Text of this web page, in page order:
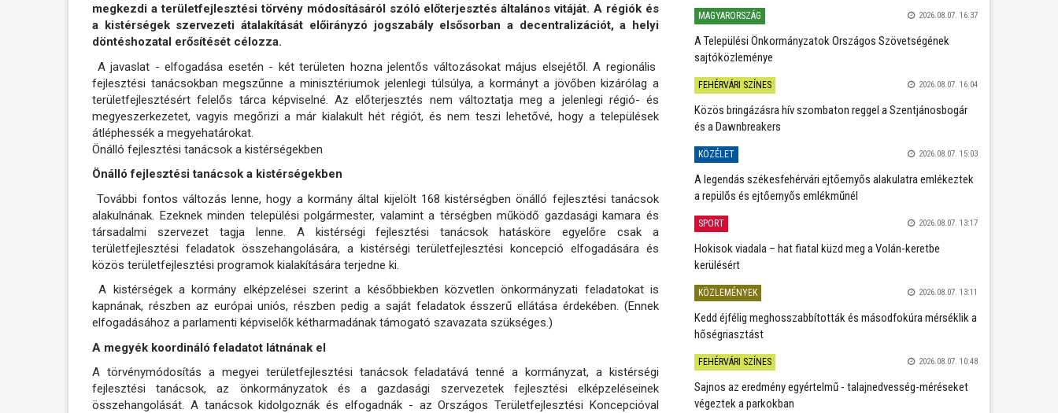
megkezdi a területfejlesztési törvény módosításáról szóló előterjesztés általános vitáját. A régiók és
a kistérségek szervezeti átalakítását előirányzó jogszabály elsősorban a decentralizációt, a helyi
döntéshozatal erősítését célozza.
A javaslat - elfogadása esetén - két területen hozna jelentős változásokat május elsejétől. A regionális
fejlesztési tanácsokban megszűnne a minisztériumok jelenlegi túlsúlya, a kormányt a jövőben kizárólag a
területfejlesztésért felelős tárca képviselné. Az előterjesztés nem változtatja meg a jelenlegi régió- és
megyeszerkezetet, vagyis megőrizi a már kialakult hét régiót, és nem teszi lehetővé, hogy a települések
átléphessék a megyehatárokat.
Önálló fejlesztési tanácsok a kistérségekben
Önálló fejlesztési tanácsok a kistérségekben
További fontos változás lenne, hogy a kormány által kijelölt 168 kistérségben önálló fejlesztési tanácsok
alakulnának. Ezeknek minden települési polgármester, valamint a térségben működő gazdasági kamara és
társadalmi szervezet tagja lenne. A kistérségi fejlesztési tanácsok hatásköre egyelőre csak a
területfejlesztési feladatok összehangolására, a kistérségi területfejlesztési koncepció elfogadására és
közös területfejlesztési programok kialakítására terjedne ki.
A kistérségek a kormány elképzelései szerint a későbbiekben közvetlen önkormányzati feladatokat is
kapnának, részben az európai uniós, részben pedig a saját feladatok ésszerű ellátása érdekében. (Ennek
elfogadásához a parlamenti képviselők kétharmadának támogató szavazata szükséges.)
A megyék koordináló feladatot látnának el
A törvénymódosítás a megyei területfejlesztési tanácsok feladatává tenné a kormányzat, a kistérségi
fejlesztési tanácsok, az önkormányzatok és a gazdasági szervezetek fejlesztési elképzeléseinek
összehangolását. A tanácsok kidolgoznák és elfogadnák - az Országos Területfejlesztési Koncepcióval
MAGYARORSZÁG 2026.08.07. 16:37
A Települési Önkormányzatok Országos Szövetségének
sajtóközleménye
FEHÉRVÁRI SZÍNES 2026.08.07. 16:04
Közös bringázásra hív szombaton reggel a Szentjánosbogár
és a Dawnbreakers
KÖZÉLET 2026.08.07. 15:03
A legendás székesfehérvári ejtőernyős alakulatra emlékeztek
a repülős és ejtőernyős emlékműnél
SPORT 2026.08.07. 13:17
Hokisok viadala – hat fiatal küzd meg a Volán-keretbe
kerülésért
KÖZLEMÉNYEK 2026.08.07. 13:11
Kedd éjfélig meghosszabbították és másodfokúra mérséklik a
hőségriasztást
FEHÉRVÁRI SZÍNES 2026.08.07. 10:48
Sajnos az eredmény egyértelmű - talajnedvesség-méréseket
végeztek a parkokban